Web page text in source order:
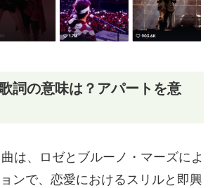
歌詞の意味は？アパートを意
曲は、ロゼとブルーノ・マーズによ
ンで、恋愛におけるスリルと即興